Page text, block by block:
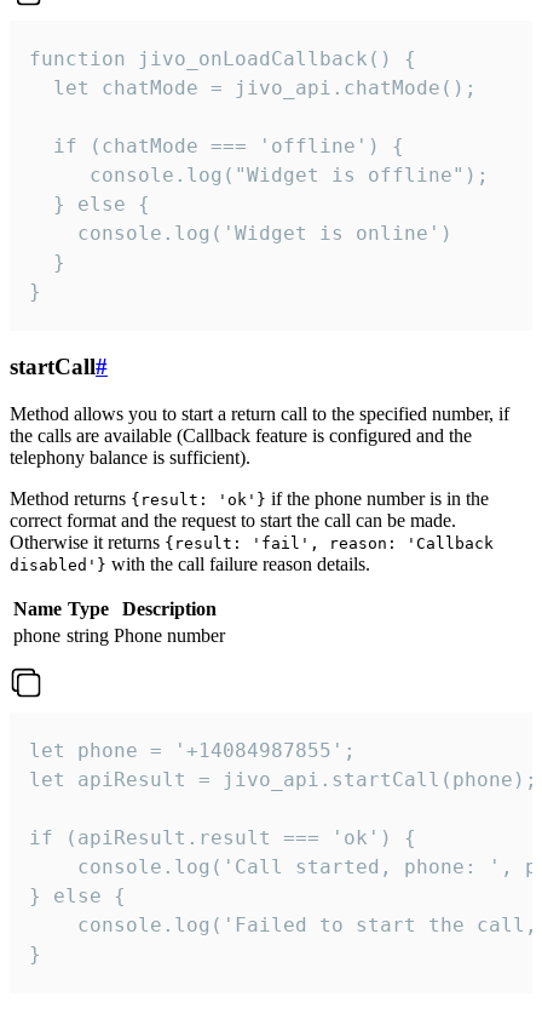
function jivo_onLoadCallback() {
  let chatMode = jivo_api.chatMode();
  if (chatMode === 'offline') {
     console.log("Widget is offline");
  } else {
    console.log('Widget is online')
  }
}
startCall#
Method allows you to start a return call to the specified number, if
the calls are available (Callback feature is configured and the
telephony balance is sufficient).
Method returns {result: 'ok'} if the phone number is in the
correct format and the request to start the call can be made.
Otherwise it returns {result: 'fail', reason: 'Callback
disabled'} with the call failure reason details.
Name Type
Description
phone string Phone number
let phone = '+14084987855';
let apiResult = jivo_api.startCall(phone);
if (apiResult.result === 'ok') {
console.log('Call started, phone: ',
} else {
console.log('Failed to start the
}